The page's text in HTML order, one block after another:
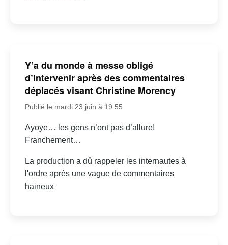
Y’a du monde à messe obligé
d’intervenir après des commentaires
déplacés visant Christine Morency
Publié le mardi 23 juin à 19:55
Ayoye… les gens n’ont pas d’allure!
Franchement…
La production a dû rappeler les internautes à
l'ordre après une vague de commentaires
haineux